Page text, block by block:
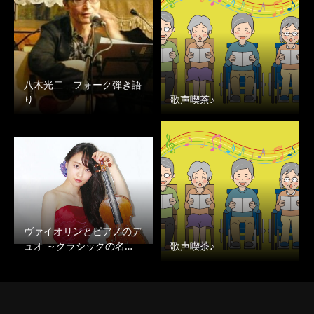
八木光二 フォーク弾き語
り
歌声喫茶♪
ヴァイオリンとピアノのデ
ュオ ～クラシックの名…
歌声喫茶♪